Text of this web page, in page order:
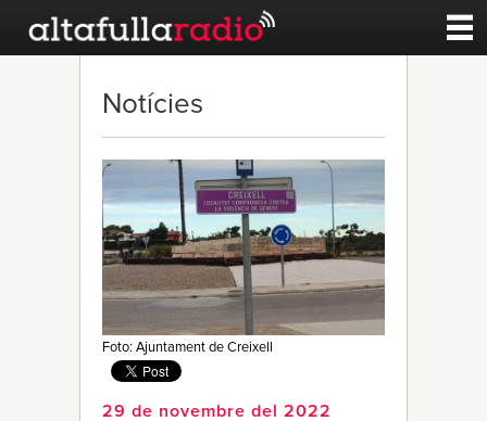
Esports
Noticies
Qui Som
Notícies
Foto: Ajuntament de Creixell
29 de novembre del 2022